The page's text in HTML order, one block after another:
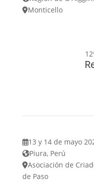
Monticello
13 y 14 de mayo
Piura, Perú
Asociación de
de Paso